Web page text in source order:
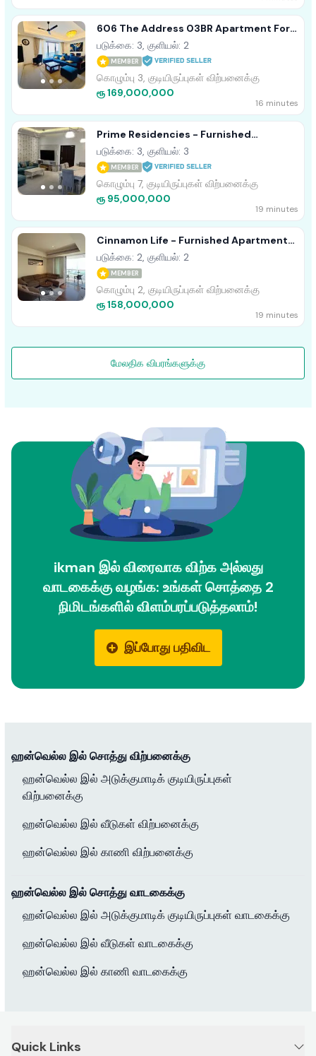
606 The Address 03BR Apartment For
Sale In Colombo 3
படுக்கை: 3, குளியல்: 2
MEMBER
கொழும்பு 3, குடியிருப்புகள் விற்பனைக்கு
ரூ 169,000,000
16 minutes
Prime Residencies - Furnished
Apartment For Sale A41989
படுக்கை: 3, குளியல்: 3
MEMBER
கொழும்பு 7, குடியிருப்புகள் விற்பனைக்கு
ரூ 95,000,000
19 minutes
Cinnamon Life - Furnished Apartment
For Sale A41617, Colombo 02
படுக்கை: 2, குளியல்: 2
MEMBER
கொழும்பு 2, குடியிருப்புகள் விற்பனைக்கு
ரூ 158,000,000
19 minutes
மேலதிக விபரங்களுக்கு
ikman இல் விரைவாக விற்க அல்லது
வாடகைக்கு வழங்க: உங்கள் சொத்தை 2
நிமிடங்களில் விளம்பரப்படுத்தலாம்!
இப்போது பதிவிட
ஹன்வெல்ல இல் சொத்து விற்பனைக்கு
ஹன்வெல்ல இல் அடுக்குமாடிக் குடியிருப்புகள்
விற்பனைக்கு
ஹன்வெல்ல இல் வீடுகள் விற்பனைக்கு
ஹன்வெல்ல இல் காணி விற்பனைக்கு
ஹன்வெல்ல இல் சொத்து வாடகைக்கு
ஹன்வெல்ல இல் அடுக்குமாடிக் குடியிருப்புகள் வாடகைக்கு
ஹன்வெல்ல இல் வீடுகள் வாடகைக்கு
ஹன்வெல்ல இல் காணி வாடகைக்கு
Quick Links